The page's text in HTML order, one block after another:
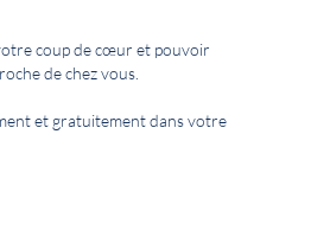
coup de cœur et pouvoir
de chez vous.
et gratuitement dans votre